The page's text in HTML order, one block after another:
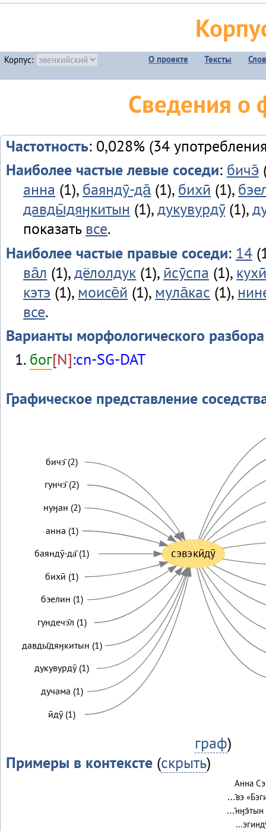
Корпус: О проекте Тексты
Сведения о
Частотность: 0,028% (34
Наиболее частые левые соседи: бичэ̄
анна (1), баяндӯ-да̄(1), бихӣ (1),
давды̄дяӈкитын (1),дукувурдӯ(1),
показать все.
Наиболее частые правые соседи: 14
ва̄л (1),дёлолдук (1), ӣсӯспа (1),
кэтэ (1), моисе̄й (1), мула̄кас (1),
все.
Варианты морфологического разбора
бог[N]:cn-SG-DAT
Графическое представление
сэвэкӣдӯ
бичэ̄ (2)
гунчэ̄ (2)
нуӈан (2)
анна (1)
баяндӯ-да̄ (1)
бихӣ (1)
бэелин (1)
гундечэ̄л (1)
давды̄дяӈкитын (1)
дукувурдӯ (1)
дучама (1)
ӣдӯ (1)
граф)
Примеры в контексте(скрыть)
Анна
…̄вэ
…̄нӈэ̄тын